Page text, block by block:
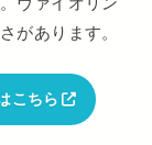
があります。
こちら